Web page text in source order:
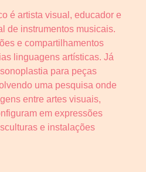
é artista visual, educador e
de instrumentos musicais.
e compartilhamentos
linguagens artísticas. Já
para peças
uma pesquisa onde
entre artes visuais,
em expressões
e instalações